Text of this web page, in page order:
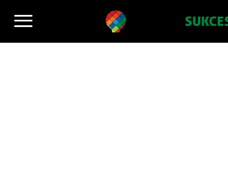
Projektsukces.pl